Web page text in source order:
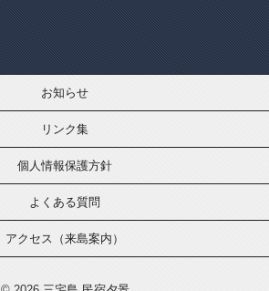
お知らせ
リンク集
個人情報保護方針
よくある質問
アクセス（来島案内）